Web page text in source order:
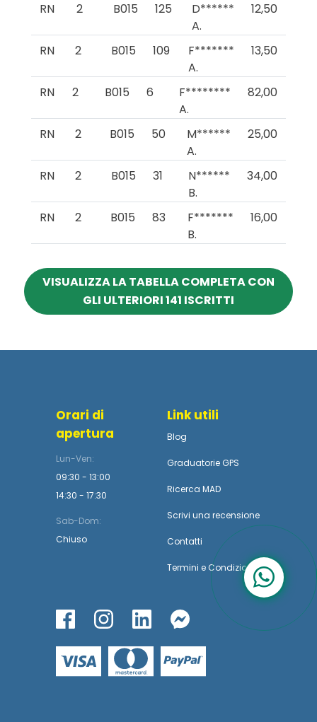
RN 2 B015 125
D******
A.
12,50
RN 2 B015 109
F*******
A.
13,50
RN 2 B015 6
F********
A.
82,00
RN 2 B015 50
M******
A.
25,00
RN 2 B015 31
N******
B.
34,00
RN 2 B015 83
F*******
B.
16,00
VISUALIZZA LA TABELLA COMPLETA CON
GLI ULTERIORI 141 ISCRITTI
Orari di
apertura
Lun-Ven:
09:30 - 13:00
14:30 - 17:30
Sab-Dom:
Chiuso
Link utili
Blog
Graduatorie GPS
Ricerca MAD
Scrivi una recensione
Contatti
Termini e Condizioni